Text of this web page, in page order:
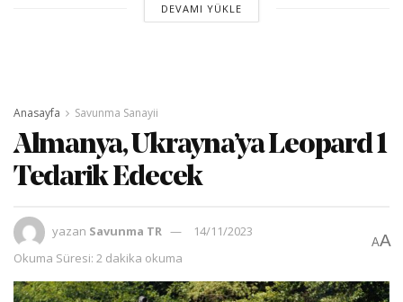
DEVAMI YÜKLE
Anasayfa Savunma Sanayii
Almanya, Ukrayna’ya Leopard 1
Tedarik Edecek
yazan Savunma TR
14/11/2023
Okuma Süresi: 2 dakika okuma
AA